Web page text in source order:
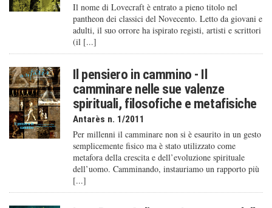
Il nome di Lovecraft è entrato a pieno titolo nel
pantheon dei classici del Novecento. Letto da giovani e
adulti, il suo orrore ha ispirato registi, artisti e scrittori
(il [...]
Il pensiero in cammino - Il
camminare nelle sue valenze
spirituali, filosofiche e metafisiche
Antarès n. 1/2011
Per millenni il camminare non si è esaurito in un gesto
semplicemente fisico ma è stato utilizzato come
metafora della crescita e dell’evoluzione spirituale
dell’uomo. Camminando, instauriamo un rapporto più
[...]